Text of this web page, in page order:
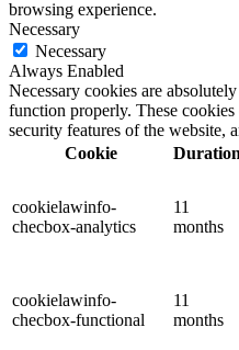
browsing experience.
Necessary
Necessary
Always Enabled
Necessary cookies are
function properly. These
security features of the website,
Cookie
Duration
cookielawinfo-
checbox-analytics
11
months
cookielawinfo-
checbox-functional
11
months